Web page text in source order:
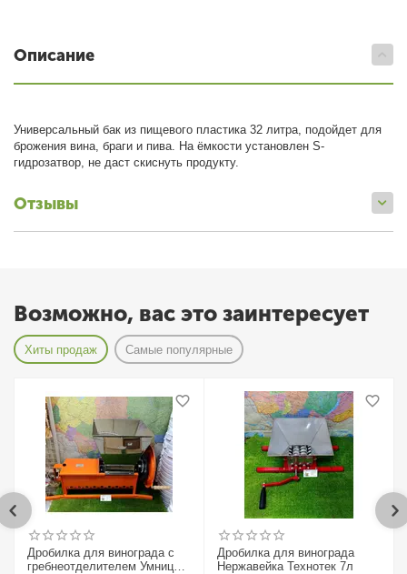
Описание
Универсальный бак из пищевого пластика 32 литра, подойдет для
брожения вина, браги и пива. На ёмкости установлен S-
гидрозатвор, не даст скиснуть продукту.
Отзывы
Возможно, вас это заинтересует
Хиты продаж Самые популярные
Дробилка для винограда с
гребнеотделителем Умница
Дробилка для винограда
Нержавейка Технотек 7л